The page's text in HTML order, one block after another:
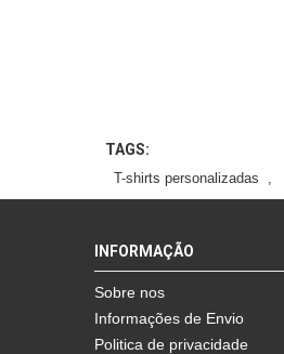
TAGS:
T-shirts personalizadas
INFORMAÇÃO
Sobre nos
Informações de Envio
Politica de privacidade